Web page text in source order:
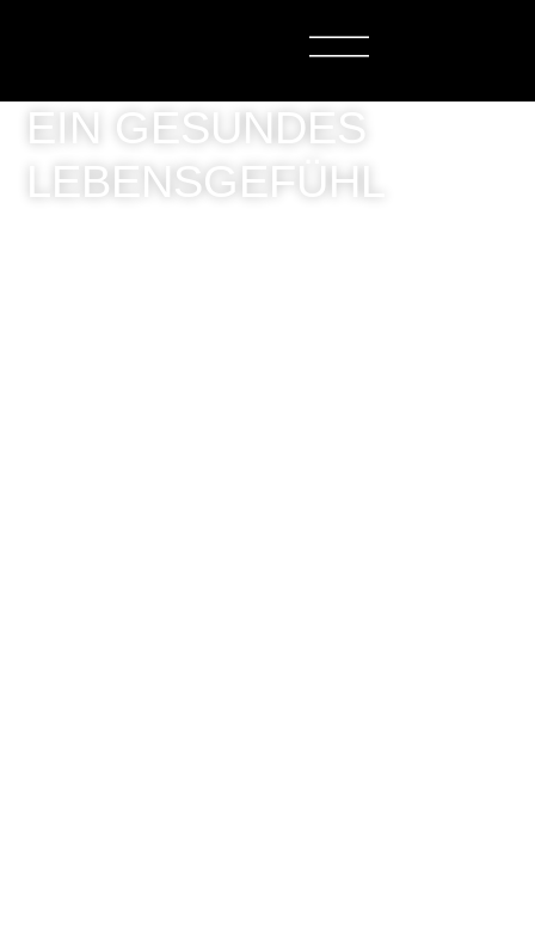
EIN GESUNDES
LEBENSGEFÜHL